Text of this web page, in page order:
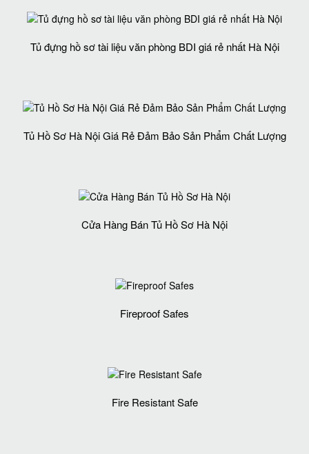
Tủ đựng hồ sơ tài liệu văn phòng BDI giá rẻ nhất Hà Nội
Tủ Hồ Sơ Hà Nội Giá Rẻ Đảm Bảo Sản Phẩm Chất Lượng‎
Cửa Hàng Bán Tủ Hồ Sơ Hà Nội
Fireproof Safes
Fire Resistant Safe